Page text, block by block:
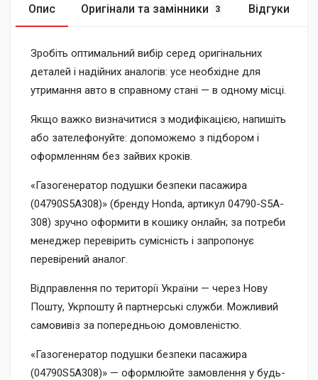
Опис Оригінали та замінники 3 Відгуки
Зробіть оптимальний вибір серед оригінальних
деталей і надійних аналогів: усе необхідне для
утримання авто в справному стані — в одному місці.
Якщо важко визначитися з модифікацією, напишіть
або зателефонуйте: допоможемо з підбором і
оформленням без зайвих кроків.
«Газогенератор подушки безпеки пасажира
(04790S5A308)» (бренду Honda, артикул 04790-S5A-
308) зручно оформити в кошику онлайн; за потреби
менеджер перевірить сумісність і запропонує
перевірений аналог.
Відправлення по території України — через Нову
Пошту, Укрпошту й партнерські служби. Можливий
самовивіз за попередньою домовленістю.
«Газогенератор подушки безпеки пасажира
(04790S5A308)» — оформлюйте замовлення у будь-